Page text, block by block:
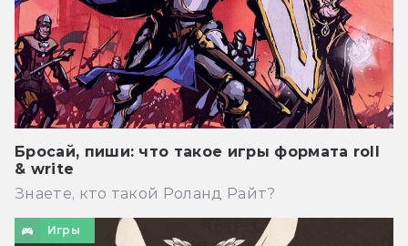
Бросай, пиши: что такое игры формата roll
& write
Знаете, кто такой Роланд Райт?
Игры